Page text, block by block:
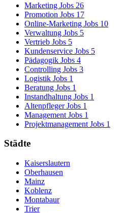
Marketing Jobs 26
Promotion Jobs 17
Online-Marketing Jobs 10
Verwaltung Jobs 5
Vertrieb Jobs 5
Kundenservice Jobs 5
Pädagogik Jobs 4
Controlling Jobs 3
Logistik Jobs 1
Beratung Jobs 1
Instandhaltung Jobs 1
Altenpfleger Jobs 1
Management Jobs 1
Projektmanagement Jobs 1
Städte
Kaiserslautern
Oberhausen
Mainz
Koblenz
Montabaur
Trier